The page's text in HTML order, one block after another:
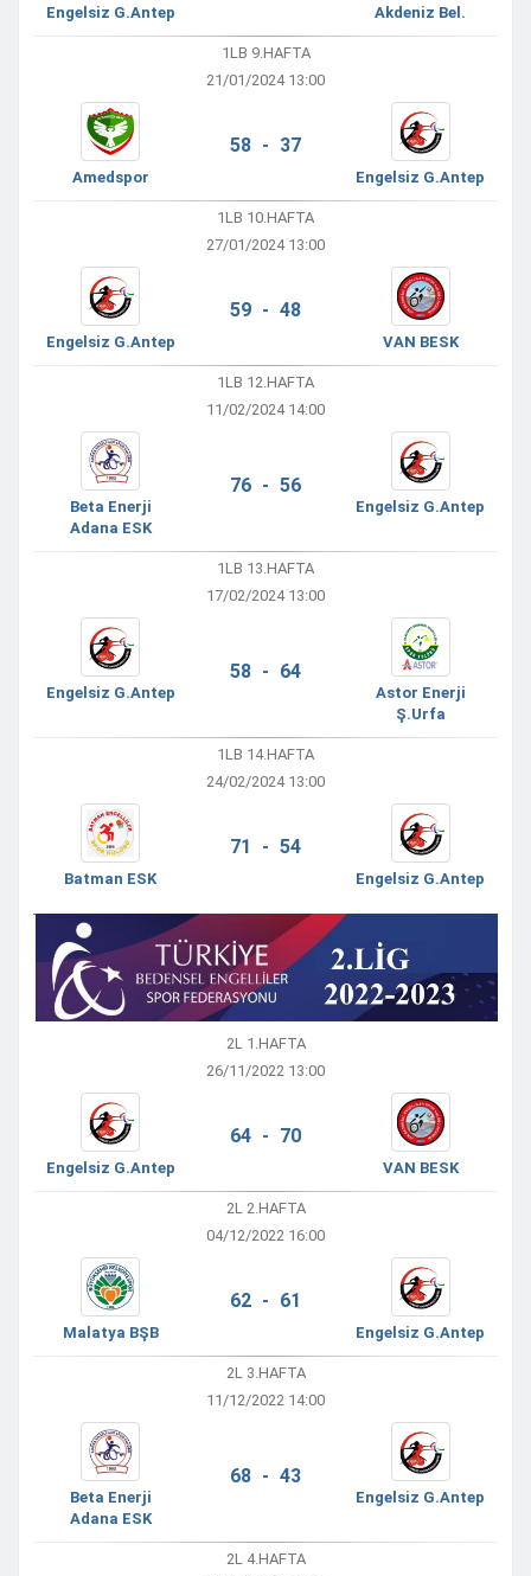
Engelsiz G.Antep Akdeniz Bel.
1LB 9.HAFTA
21/01/2024 13:00
Amedspor
58 - 37
Engelsiz G.Antep
1LB 10.HAFTA
27/01/2024 13:00
Engelsiz G.Antep
59 - 48
VAN BESK
1LB 12.HAFTA
11/02/2024 14:00
Beta Enerji
Adana ESK
76 - 56
Engelsiz G.Antep
1LB 13.HAFTA
17/02/2024 13:00
Engelsiz G.Antep
58 - 64
Astor Enerji
Ş.Urfa
1LB 14.HAFTA
24/02/2024 13:00
Batman ESK
71 - 54
Engelsiz G.Antep
2L 1.HAFTA
26/11/2022 13:00
Engelsiz G.Antep
64 - 70
VAN BESK
2L 2.HAFTA
04/12/2022 16:00
Malatya BŞB
62 - 61
Engelsiz G.Antep
2L 3.HAFTA
11/12/2022 14:00
Beta Enerji
Adana ESK
68 - 43
Engelsiz G.Antep
2L 4.HAFTA